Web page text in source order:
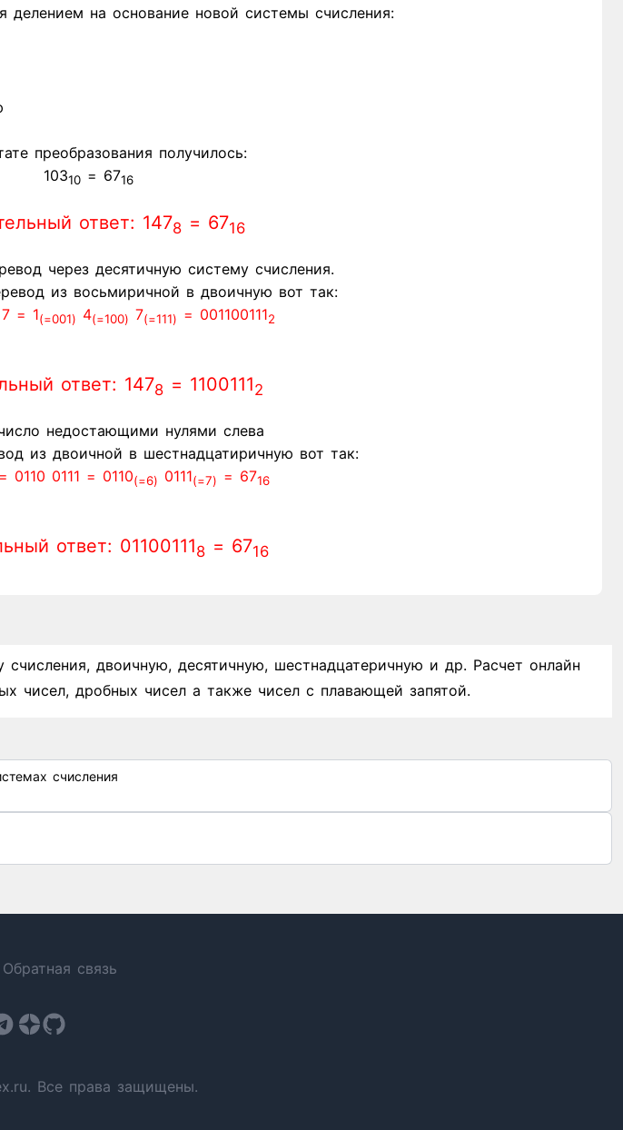
делением на основание новой системы счисления:
преобразования получилось:
10310= 6716
ответ: 1478 = 6716
через десятичную систему счисления.
из восьмиричной в двоичную вот так:
= 1(=001) 4(=100) 7(=111) = 0011001112
ответ: 1478 = 11001112
недостающими нулями слева
из двоичной в шестнадцатиричную вот так:
= 0110 0111 = 0110(=6) 0111(=7) = 6716
ответ: 011001118 = 6716
двоичную, десятичную, шестнадцатеричную и др. Расчет онлайн
чисел, дробных чисел а также чисел с плавающей запятой.
счисления
Обратная связь
Все права защищены.